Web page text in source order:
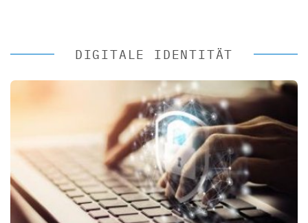
DIGITALE IDENTITÄT